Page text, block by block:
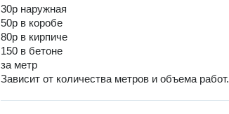
30р наружная
50р в коробе
80р в кирпиче
150 в бетоне
за метр
Зависит от количества метров и объема работ.